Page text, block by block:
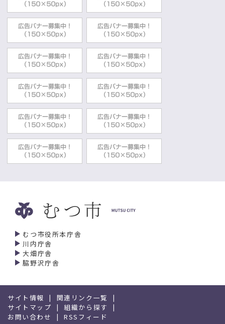
むつ市役所本庁舎
川内庁舎
大畑庁舎
脇野沢庁舎
サイト情報
関連リンク一覧
サイトマップ
組織から探す
お問い合わせ
RSSフィード